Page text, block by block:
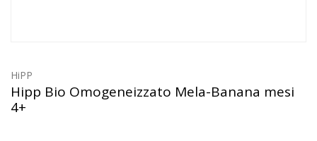
HiPP
Hipp Bio Omogeneizzato Mela-Banana mesi
4+